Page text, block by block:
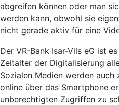
abgreifen können oder man
werden kann, obwohl sie
nicht gerade aktiv für eine
Der VR-Bank Isar-Vils eG ist
Zeitalter der Digitalisierung
Sozialen Medien werden
online über das Smartphone
unberechtigten Zugriffen zu